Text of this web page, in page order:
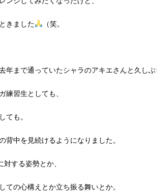
きました （笑。
年まで通っていたシャラのアキエさんと久し
練習生としても、
ても。
背中を見続けるようになりました。
する姿勢とか、
ての心構えとか立ち振る舞いとか。